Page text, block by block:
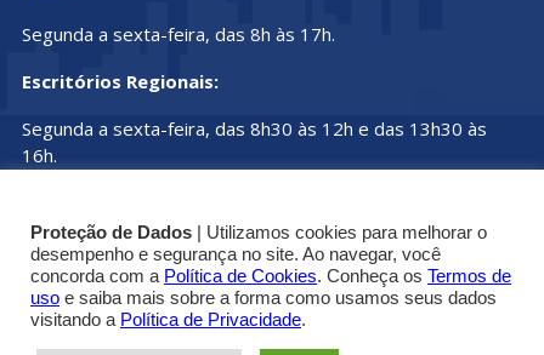
Segunda a sexta-feira, das 8h às 17h.
Escritórios Regionais:
Segunda a sexta-feira, das 8h30 às 12h e das 13h30 às
16h.
© Copyright 2019 - 2025 | Conselho Regional dos
Técnicos Industriais do Estado de São Paulo
Proteção de Dados | Utilizamos cookies para melhorar o
desempenho e segurança no site. Ao navegar, você
concorda com a Política de Cookies. Conheça os Termos de
uso e saiba mais sobre a forma como usamos seus dados
visitando a Política de Privacidade.